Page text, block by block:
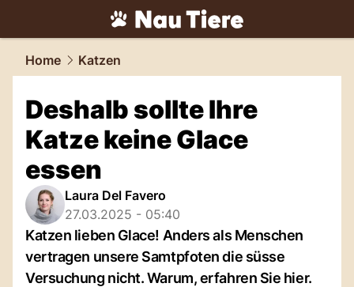
tiere.NAU.ch
Home Katzen
Deshalb sollte Ihre
Katze keine Glace
essen
Laura Del Favero
27.03.2025 - 05:40
Katzen lieben Glace! Anders als Menschen
vertragen unsere Samtpfoten die süsse
Versuchung nicht. Warum, erfahren Sie hier.